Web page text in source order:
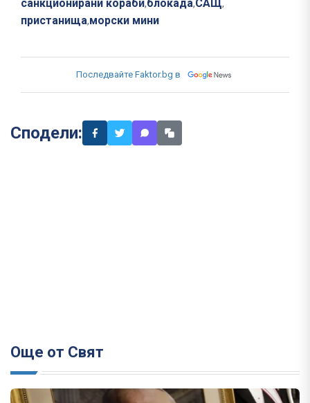
санкционирани кораби,блокада,САЩ,
пристанища,морски мини
Последвайте Faktor.bg в
Сподели:
Още от Свят